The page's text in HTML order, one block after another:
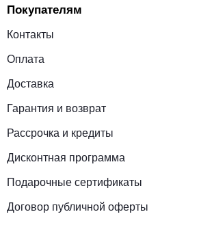
Покупателям
Контакты
Оплата
Доставка
Гарантия и возврат
Рассрочка и кредиты
Дисконтная программа
Подарочные сертификаты
Договор публичной оферты